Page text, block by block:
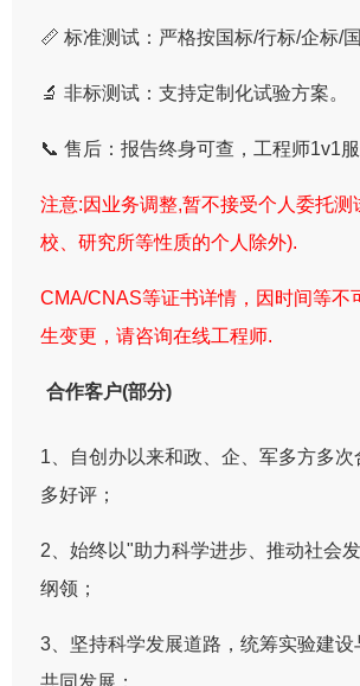
📏 标准测试：严格按国标/行标/企标/
🔬 非标测试：支持定制化试验方案。
📞 售后：报告终身可查，工程师1v1服
注意:因业务调整,暂不接受个人委托测
校、研究所等性质的个人除外).
CMA/CNAS等证书详情，因时间等不
生变更，请咨询在线工程师.
合作客户(部分)
1、自创办以来和政、企、军多方多次
多好评；
2、始终以"助力科学进步、推动社会
纲领；
3、坚持科学发展道路，统筹实验建
共同发展；